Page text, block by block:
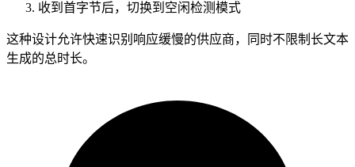
收到首字节后，切换到空闲检测模式
这种设计允许快速识别响应缓慢的供应商，同时不限制长文本
生成的总时长。